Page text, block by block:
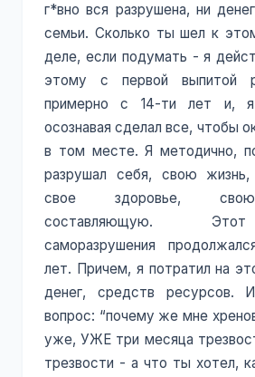
г*вно вся разрушена, ни
семьи. Сколько ты шел к
деле, если подумать - я
этому с первой выпитой
примерно с 14-ти лет и,
осознавая сделал все, чтобы
в том месте. Я методично,
разрушал себя, свою
свое здоровье,
составляющую.
саморазрушения
лет. Причем, я потратил на
денег, средств ресурсов.
вопрос: “почему же мне
уже, УЖЕ три месяца
трезвости - а что ты хотел,